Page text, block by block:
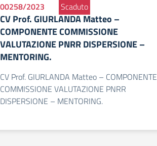
00258/2023 Scaduto
CV Prof. GIURLANDA Matteo –
COMPONENTE COMMISSIONE
VALUTAZIONE PNRR DISPERSIONE –
MENTORING.
CV Prof. GIURLANDA Matteo – COMPONENTE
COMMISSIONE VALUTAZIONE PNRR
DISPERSIONE – MENTORING.